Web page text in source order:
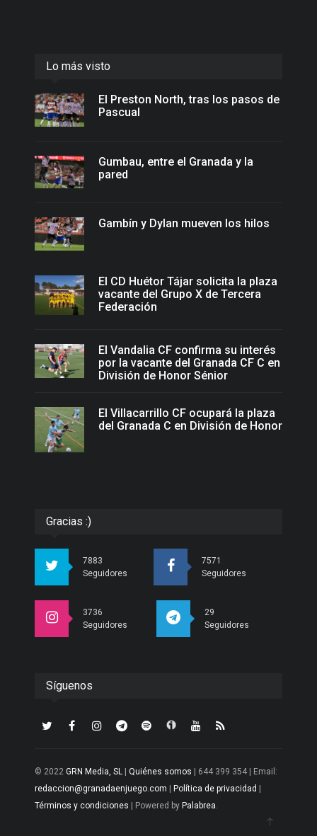
Lo más visto
El Preston North, tras los pasos de
Pascual
Gumbau, entre el Granada y la
pared
Gambín y Dylan mueven los hilos
El CD Huétor Tájar solicita la plaza
vacante del Grupo X de Tercera
Federación
El Vandalia CF confirma su interés
por la vacante del Granada CF C en
División de Honor Sénior
El Villacarrillo CF ocupará la plaza
del Granada C en División de Honor
Gracias :)
7883
Seguidores
7571
Seguidores
3736
Seguidores
29
Seguidores
Síguenos
© 2022 GRN Media, SL | Quiénes somos | 644 399 354 | Email:
redaccion@granadaenjuego.com | Política de privacidad |
Términos y condiciones | Powered by Palabrea